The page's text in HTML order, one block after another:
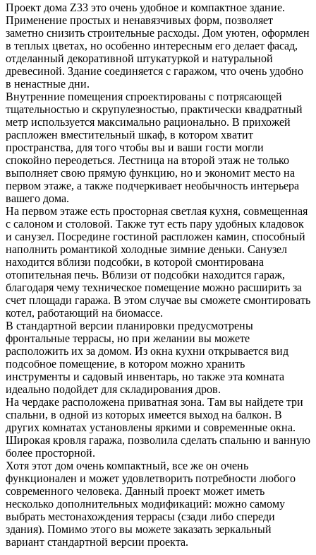
Проект дома Z33 это очень удобное и компактное здание.
Применение простых и ненавязчивых форм, позволяет
заметно снизить строительные расходы. Дом уютен, оформлен
в теплых цветах, но особенно интересным его делает фасад,
отделанный декоративной штукатуркой и натуральной
древесиной. Здание соединяется с гаражом, что очень удобно
в ненастные дни.
Внутренние помещения спроектированы с потрясающей
тщательностью и скрупулезностью, практически квадратный
метр используется максимально рационально. В прихожей
распложен вместительный шкаф, в котором хватит
пространства, для того чтобы вы и ваши гости могли
спокойно переодеться. Лестница на второй этаж не только
выполняет свою прямую функцию, но и экономит место на
первом этаже, а также подчеркивает необычность интерьера
вашего дома.
На первом этаже есть просторная светлая кухня, совмещенная
с салоном и столовой. Также тут есть пару удобных кладовок
и санузел. Посредине гостиной распложен камин, способный
наполнить романтикой холодные зимние деньки. Санузел
находится вблизи подсобки, в которой смонтирована
отопительная печь. Вблизи от подсобки находится гараж,
благодаря чему техническое помещение можно расширить за
счет площади гаража. В этом случае вы сможете смонтировать
котел, работающий на биомассе.
В стандартной версии планировки предусмотрены
фронтальные террасы, но при желании вы можете
расположить их за домом. Из окна кухни открывается вид
подсобное помещение, в котором можно хранить
инструменты и садовый инвентарь, но также эта комната
идеально подойдет для складирования дров.
На чердаке расположена приватная зона. Там вы найдете три
спальни, в одной из которых имеется выход на балкон. В
других комнатах установлены яркими и современные окна.
Широкая кровля гаража, позволила сделать спальню и ванную
более просторной.
Хотя этот дом очень компактный, все же он очень
функционален и может удовлетворить потребности любого
современного человека. Данный проект может иметь
несколько дополнительных модификаций: можно самому
выбрать местонахождения террасы (сзади либо спереди
здания). Помимо этого вы можете заказать зеркальный
вариант стандартной версии проекта.